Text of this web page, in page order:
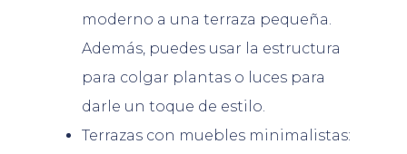
moderno a una terraza pequeña.
Además, puedes usar la estructura
para colgar plantas o luces para
darle un toque de estilo.
Terrazas con muebles minimalistas: